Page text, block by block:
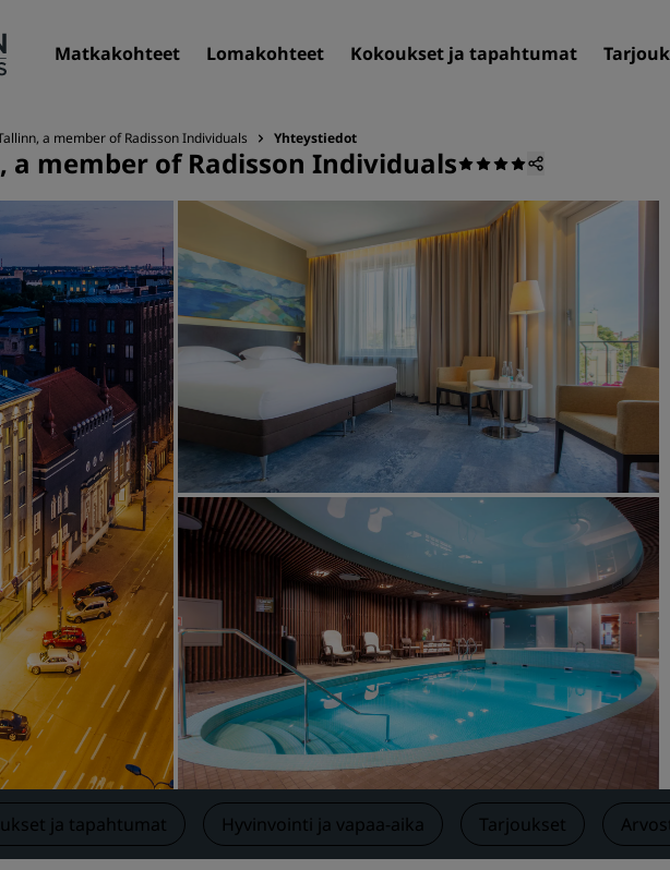
Matkakohteet Lomakohteet Kokoukset ja tapahtumat
Löydä itsellesi hotelli
Matkakohteet
Lomakohteet
Täyden palvelun huoneistot
Lentokenttähotellit
Uudet ja tulevat hotellit
Kokoukset ja tapahtumat
Tutustu Radisson
Varaa kokoustila
Tapahtumakohteet
Toimialaratkaisut
Etsi lentoja
Etsi lentoja
Ruokailu
Etsi ravintolaa
Digitaaliset palvelut
a member of Radisson Individuals Yhteystiedot
a member of Radisson Individuals
ja tapahtumat Hyvinvointi ja vapaa-aika Tarjoukset